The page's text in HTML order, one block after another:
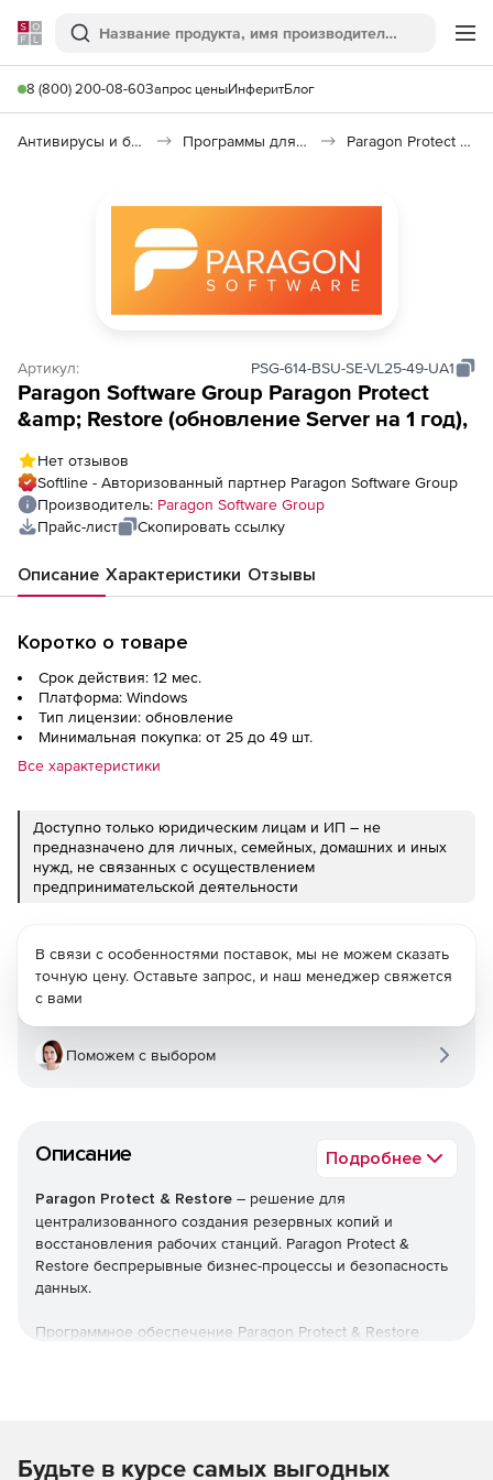
Softline
Поиск
8 (800) 200-08-60Запрос ценыИнферитБлог
Антивирусы и безопасность Программы для защиты информации Paragon Protect & Restore
Артикул: PSG-614-BSU-SE-VL25-49-UA1
Paragon Software Group Paragon Protect
&amp; Restore (обновление Server на 1 год),
Нет отзывов
Softline - Авторизованный партнер Paragon Software Group
Производитель: Paragon Software Group
Прайс-лист
Скопировать ссылку
Описание Характеристики Отзывы
Коротко о товаре
Срок действия: 12 мес.
Платформа: Windows
Тип лицензии: обновление
Минимальная покупка: от 25 до 49 шт.
Все характеристики
Доступно только юридическим лицам и ИП – не
предназначено для личных, семейных, домашних и иных
нужд, не связанных с осуществлением
предпринимательской деятельности
Описание Подробнее
Paragon Protect & Restore – решение для
централизованного создания резервных копий и
восстановления рабочих станций. Paragon Protect &
Restore беспрерывные бизнес-процессы и безопасность
данных.
Программное обеспечение Paragon Protect & Restore
регулирование трафика и интеллектуальную
В связи с особенностями поставок, мы не можем сказать
точную цену. Оставьте запрос, и наш менеджер свяжется
с вами
Поможем с выбором
Будьте в курсе самых выгодных